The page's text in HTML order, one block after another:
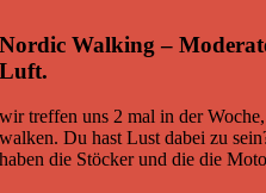
Nordic Walking –
Luft.
wir treffen uns 2 mal in der
walken. Du hast Lust dabei zu
haben die Stöcker und die die